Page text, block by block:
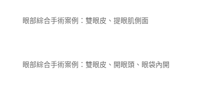
眼部綜合手術案例：雙眼皮、提眼肌側面
眼部綜合手術案例：雙眼皮、開眼頭、眼袋內開